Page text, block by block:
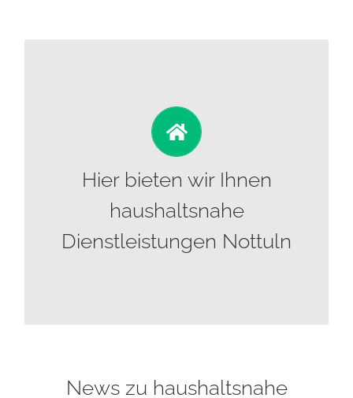
Hier bieten wir Ihnen
haushaltsnahe
Dienstleistungen Nottuln
Darup
Gladbeck
Heller
Hövel
Schapdetten
Stevern
Stockum
News zu haushaltsnahe